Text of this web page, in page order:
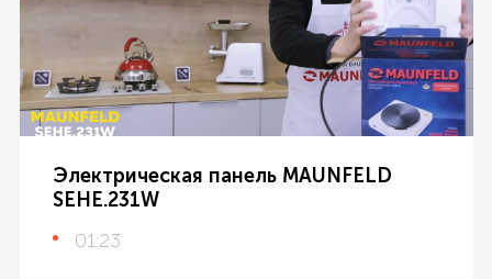
Электрическая панель MAUNFELD
SEHE.231W
01:23